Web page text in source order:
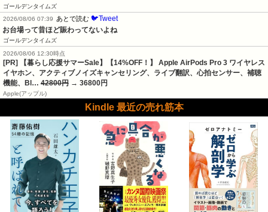
ゴールデンタイムズ
2026/08/06 07:39
あとで読む 🐦Tweet
お台場って昔ほど賑わってないよね
ゴールデンタイムズ
2026/08/06 12:30時点
[PR] 【暮らし応援サマーSale】【14%OFF！】 Apple AirPods Pro 3 ワイヤレス
イヤホン、アクティブノイズキャンセリング、ライブ翻訳、心拍センサー、補聴
機能、Bl… 42800円 → 36800円
Apple(アップル)
Kindle 最近の売れ筋本